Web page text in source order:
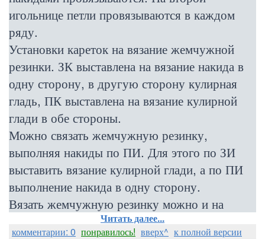
игольнице петли провязываются в каждом
ряду.
Установки кареток на вязание жемчужной
резинки. ЗК выставлена на вязание накида в
одну сторону, в другую сторону кулирная
гладь, ПК выставлена на вязание кулирной
глади в обе стороны.
Можно связать жемчужную резинку,
выполняя накиды по ПИ. Для этого по ЗИ
выставить вязание кулирной глади, а по ПИ
выполнение накида в одну сторону.
Вязать жемчужную резинку можно и на
Читать далее...
комментарии: 0 понравилось! вверх^ к полной версии